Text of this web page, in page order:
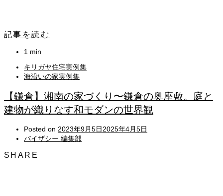
記事を読む
1 min
キリガヤ住宅実例集
海沿いの家実例集
【鎌倉】湘南の家づくり〜鎌倉の奥座敷。庭と
建物が織りなす和モダンの世界観
Posted on 2023年9月5日2025年4月5日
バイザシー 編集部
SHARE